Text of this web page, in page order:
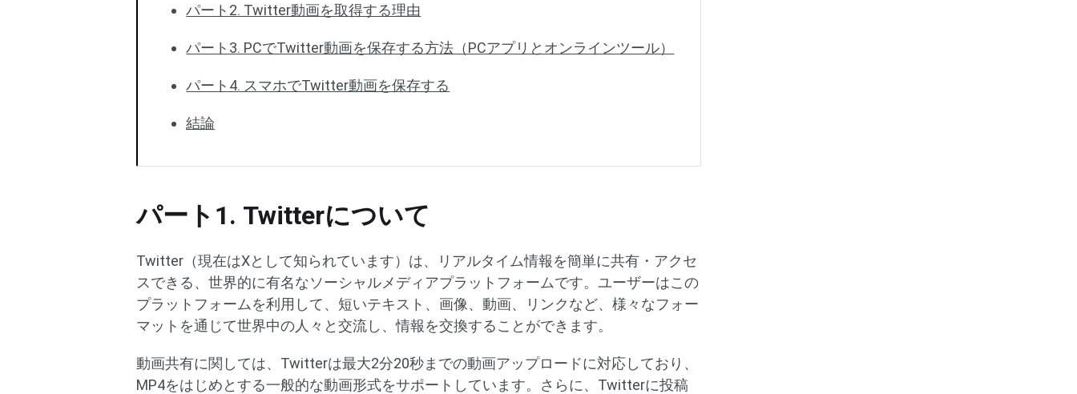
パート2. Twitter動画を取得する理由
パート3. PCでTwitter動画を保存する方法（PCアプリとオンラインツール）
パート4. スマホでTwitter動画を保存する
結論
パート1. Twitterについて
Twitter（現在はXとして知られています）は、リアルタイム情報を簡単に共有・アクセ
スできる、世界的に有名なソーシャルメディアプラットフォームです。ユーザーはこの
プラットフォームを利用して、短いテキスト、画像、動画、リンクなど、様々なフォー
マットを通じて世界中の人々と交流し、情報を交換することができます。
動画共有に関しては、Twitterは最大2分20秒までの動画アップロードに対応しており、
MP4をはじめとする一般的な動画形式をサポートしています。さらに、Twitterに投稿